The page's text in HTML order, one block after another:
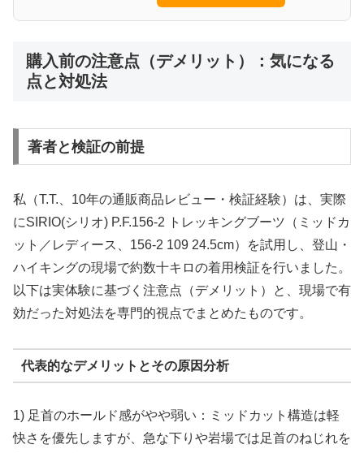
購入前の注意点（デメリット）：気になる
点と対処法
著者と検証の前提
私（T.T.、10年の通販商品レビュー・検証経験）は、実際
にSIRIO(シリオ) P.F.156-2 トレッキングブーツ（ミッドカ
ット／レディース、156-2 109 24.5cm）を試用し、登山・
ハイキングの現場で約数十キロの着用検証を行いました。
以下は実体験に基づく注意点（デメリット）と、現場で有
効だった対処法を専門的視点でまとめたものです。
代表的なデメリットとその原因分析
1) 足首のホールド感がやや弱い：ミッドカット構造は軽
快さを優先しますが、急な下りや岩場では足首のねじれを